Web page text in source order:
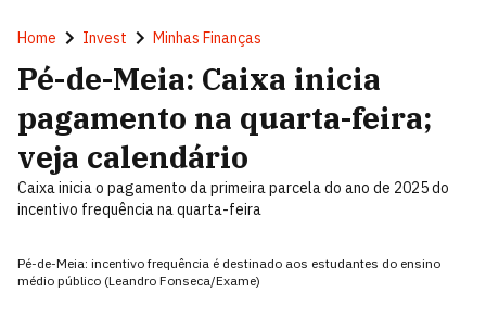
Home Invest Minhas Finanças
Pé-de-Meia: Caixa inicia
pagamento na quarta-feira;
veja calendário
Caixa inicia o pagamento da primeira parcela do ano de 2025 do
incentivo frequência na quarta-feira
Pé-de-Meia: incentivo frequência é destinado aos estudantes do ensino
médio público (Leandro Fonseca/Exame)